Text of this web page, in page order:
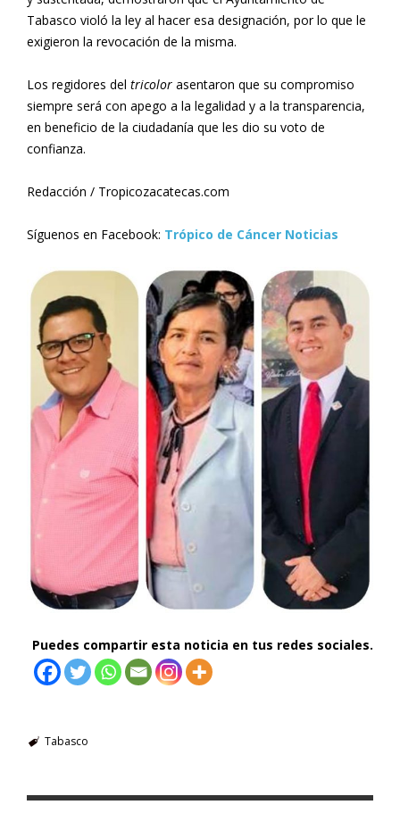
Tabasco violó la ley al hacer esa designación, por lo que le
exigieron la revocación de la misma.
Los regidores del tricolor asentaron que su compromiso
siempre será con apego a la legalidad y a la transparencia,
en beneficio de la ciudadanía que les dio su voto de
confianza.
Redacción / Tropicozacatecas.com
Síguenos en Facebook: Trópico de Cáncer Noticias
Puedes compartir esta noticia en tus redes sociales.
Tabasco